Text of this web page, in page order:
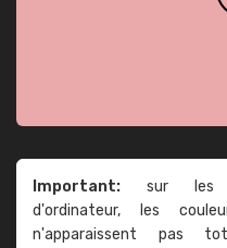
Important: sur les
d'ordinateur, les
n'apparaissent pas